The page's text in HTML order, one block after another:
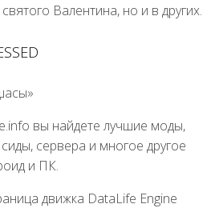
Валентина, но и в других.
вы найдете лучшие моды,
сервера и многое другое
и ПК.
движка DataLife Engine